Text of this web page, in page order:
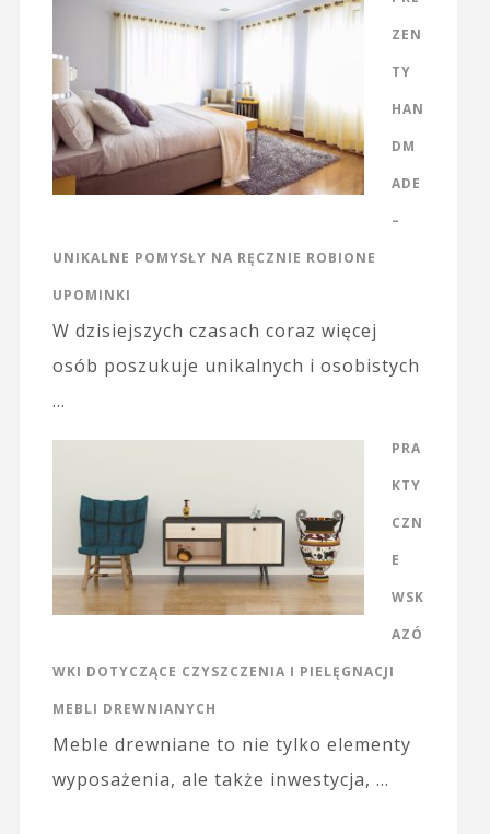
ZEN
TY
HAN
DM
ADE
–
UNIKALNE POMYSŁY NA RĘCZNIE ROBIONE
UPOMINKI
W dzisiejszych czasach coraz więcej
osób poszukuje unikalnych i osobistych
…
PRA
KTY
CZN
E
WSK
AZÓ
WKI DOTYCZĄCE CZYSZCZENIA I PIELĘGNACJI
MEBLI DREWNIANYCH
Meble drewniane to nie tylko elementy
wyposażenia, ale także inwestycja, …